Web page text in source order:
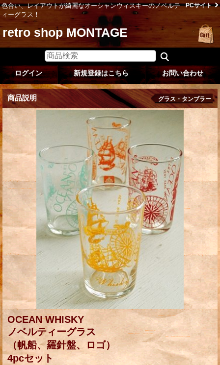
色合い、レイアウトが綺麗なオーシャンウィスキーのノベルテ
ィーグラス！
PCサイト
retro shop MONTAGE
ログイン 新規登録はこちら お問い合わせ
商品説明 グラス・タンブラー
OCEAN WHISKY
ノベルティーグラス
（帆船、羅針盤、ロゴ）
4pcセット